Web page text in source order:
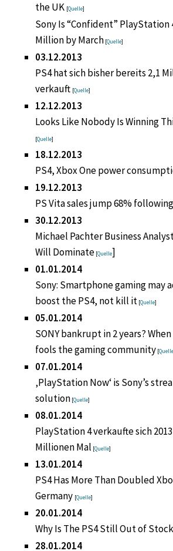
the UK [Quelle]
Sony Is “Confident” PlayStation
Million by March [Quelle]
03.12.2013
PS4 hat sich bisher bereits 2,1
verkauft [Quelle]
12.12.2013
Looks Like Nobody Is Winning
[Quelle]
18.12.2013
PS4, Xbox One power
19.12.2013
PS Vita sales jump 68%
30.12.2013
Michael Pachter Business
Will Dominate [Quelle]
01.01.2014
Sony: Smartphone gaming may
boost the PS4, not kill it [Quelle]
05.01.2014
SONY bankrupt in 2 years?
fools the gaming community [Quelle
07.01.2014
‚PlayStation Now‘ is Sony’s
solution [Quelle]
08.01.2014
PlayStation 4 verkaufte sich
Millionen Mal [Quelle]
13.01.2014
PS4 Has More Than Doubled
Germany [Quelle]
20.01.2014
Why Is The PS4 Still Out of
28.01.2014